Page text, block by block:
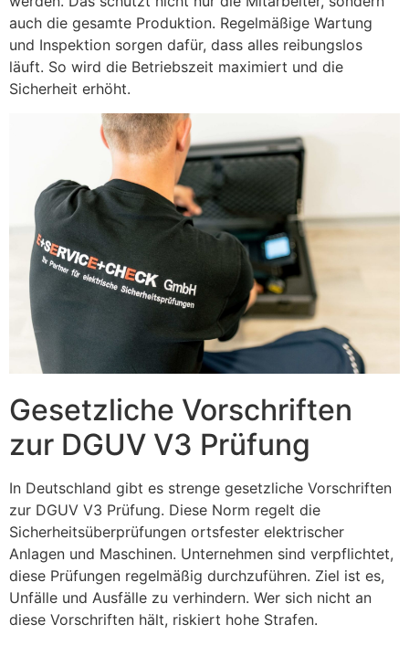
auch die gesamte Produktion. Regelmäßige Wartung
und Inspektion sorgen dafür, dass alles reibungslos
läuft. So wird die Betriebszeit maximiert und die
Sicherheit erhöht.
Gesetzliche Vorschriften
zur DGUV V3 Prüfung
In Deutschland gibt es strenge gesetzliche Vorschriften
zur DGUV V3 Prüfung. Diese Norm regelt die
Sicherheitsüberprüfungen ortsfester elektrischer
Anlagen und Maschinen. Unternehmen sind verpflichtet,
diese Prüfungen regelmäßig durchzuführen. Ziel ist es,
Unfälle und Ausfälle zu verhindern. Wer sich nicht an
diese Vorschriften hält, riskiert hohe Strafen.